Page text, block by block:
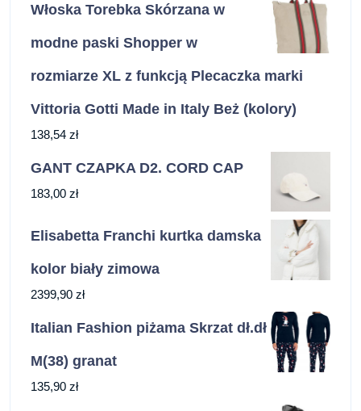
Włoska Torebka Skórzana w
modne paski Shopper w
rozmiarze XL z funkcją Plecaczka marki
Vittoria Gotti Made in Italy Beż (kolory)
138,54 zł
GANT CZAPKA D2. CORD CAP
183,00 zł
Elisabetta Franchi kurtka damska
kolor biały zimowa
2399,90 zł
Italian Fashion piżama Skrzat dł.dł
M(38) granat
135,90 zł